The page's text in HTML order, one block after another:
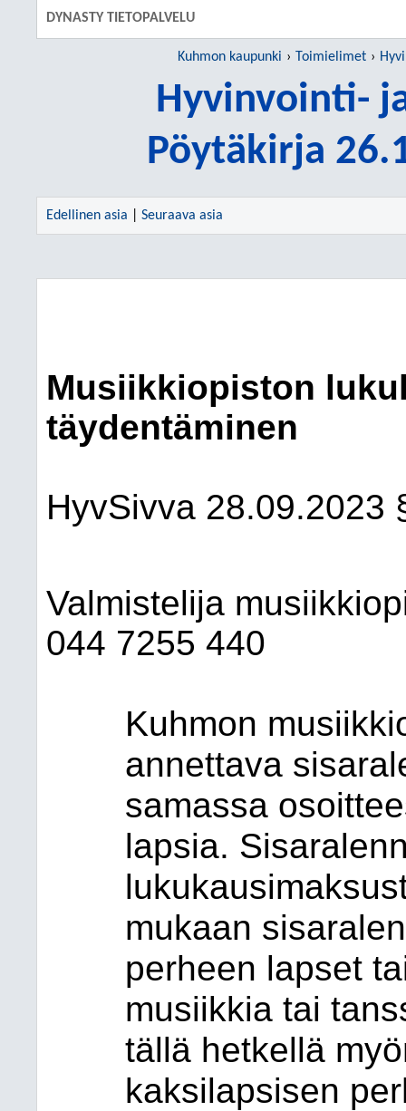
DYNASTY TIETOPALVELU
Kuhmon kaupunki Toimielimet
Hyvinvointi-
Pöytäkirja
Edellinen asia Seuraava asia
Musiikkiopiston
täydentäminen
HyvSivva 28.09.2023
Valmistelija
044 7255 440
Kuhmon
annettava
samassa
lapsia.
mukaan
perheen lapset
musiikkia tai
tällä hetkellä
kaksilapsisen